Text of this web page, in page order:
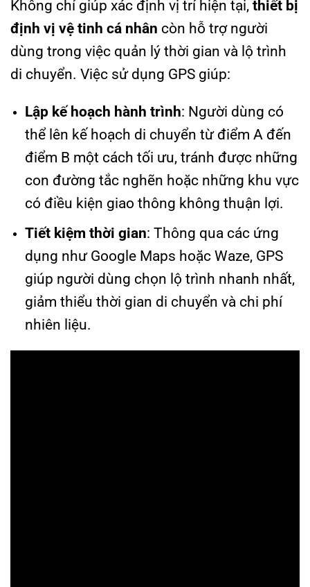
Không chỉ giúp xác định vị trí hiện tại, thiết bị
định vị vệ tinh cá nhân còn hỗ trợ người
dùng trong việc quản lý thời gian và lộ trình
di chuyển. Việc sử dụng GPS giúp:
Lập kế hoạch hành trình: Người dùng có
thể lên kế hoạch di chuyển từ điểm A đến
điểm B một cách tối ưu, tránh được những
con đường tắc nghẽn hoặc những khu vực
có điều kiện giao thông không thuận lợi.
Tiết kiệm thời gian: Thông qua các ứng
dụng như Google Maps hoặc Waze, GPS
giúp người dùng chọn lộ trình nhanh nhất,
giảm thiểu thời gian di chuyển và chi phí
nhiên liệu.